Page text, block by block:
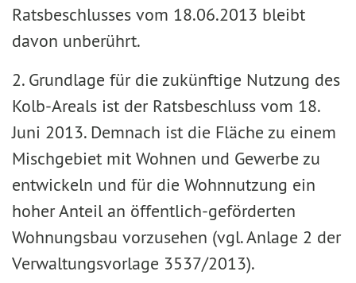
Ratsbeschlusses vom 18.06.2013 bleibt
davon unberührt.
2. Grundlage für die zukünftige Nutzung des
Kolb-Areals ist der Ratsbeschluss vom 18.
Juni 2013. Demnach ist die Fläche zu einem
Mischgebiet mit Wohnen und Gewerbe zu
entwickeln und für die Wohnnutzung ein
hoher Anteil an öffentlich-geförderten
Wohnungsbau vorzusehen (vgl. Anlage 2 der
Verwaltungsvorlage 3537/2013).